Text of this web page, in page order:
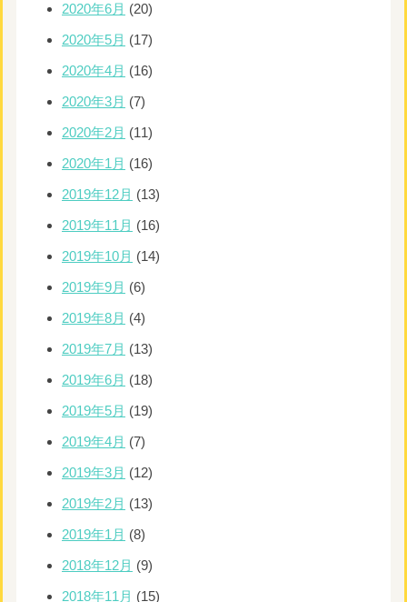
2020年6月 (20)
2020年5月 (17)
2020年4月 (16)
2020年3月 (7)
2020年2月 (11)
2020年1月 (16)
2019年12月 (13)
2019年11月 (16)
2019年10月 (14)
2019年9月 (6)
2019年8月 (4)
2019年7月 (13)
2019年6月 (18)
2019年5月 (19)
2019年4月 (7)
2019年3月 (12)
2019年2月 (13)
2019年1月 (8)
2018年12月 (9)
2018年11月 (15)